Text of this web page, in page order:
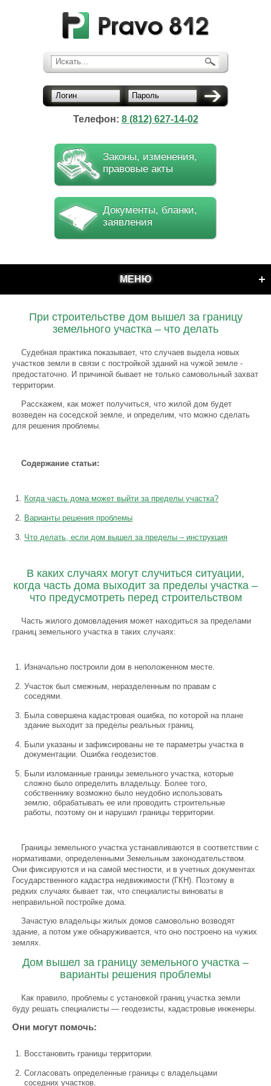
Искать...
Логин Пароль
Телефон: 8 (812) 627-14-02
Законы, изменения,
правовые акты
Документы, бланки,
заявления
МЕНЮ
При строительстве дом вышел за границу
земельного участка – что делать
Судебная практика показывает, что случаев выдела новых
участков земли в связи с постройкой зданий на чужой земле -
предостаточно. И причиной бывает не только самовольный захват
территории.
Расскажем, как может получиться, что жилой дом будет
возведен на соседской земле, и определим, что можно сделать
для решения проблемы.
Содержание статьи:
Когда часть дома может выйти за пределы участка?
Варианты решения проблемы
Что делать, если дом вышел за пределы – инструкция
В каких случаях могут случиться ситуации,
когда часть дома выходит за пределы участка –
что предусмотреть перед строительством
Часть жилого домовладения может находиться за пределами
границ земельного участка в таких случаях:
Изначально построили дом в неположенном месте.
Участок был смежным, неразделенным по правам с
соседями.
Была совершена кадастровая ошибка, по которой на плане
здание выходит за пределы реальных границ.
Были указаны и зафиксированы не те параметры участка в
документации. Ошибка геодезистов.
Были изломанные границы земельного участка, которые
сложно было определить владельцу. Более того,
собственнику возможно было неудобно использовать
землю, обрабатывать ее или проводить строительные
работы, поэтому он и нарушил границы территории.
Границы земельного участка устанавливаются в соответствии с
нормативами, определенными Земельным законодательством.
Они фиксируются и на самой местности, и в учетных документах
Государственного кадастра недвижимости (ГКН). Поэтому в
редких случаях бывает так, что специалисты виноваты в
неправильной постройке дома.
Зачастую владельцы жилых домов самовольно возводят
здание, а потом уже обнаруживается, что оно построено на чужих
землях.
Дом вышел за границу земельного участка –
варианты решения проблемы
Как правило, проблемы с установкой границ участка земли
буду решать специалисты — геодезисты, кадастровые инженеры.
Они могут помочь:
Восстановить границы территории.
Согласовать определенные границы с владельцами
соседних участков.